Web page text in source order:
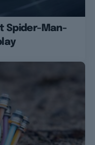
Spider-Man-